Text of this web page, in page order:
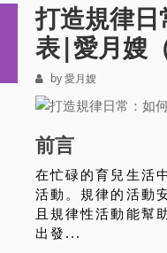
打造規律
表|愛月嫂
by 愛月嫂
前言
在忙碌的育兒生活
活動。規律的活動
且規律性活動能幫
出發...